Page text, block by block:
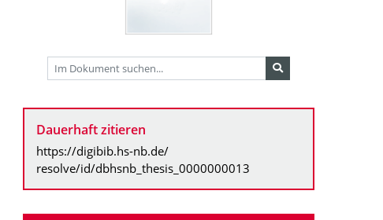
Dauerhaft zitieren
https://digibib.hs-nb.de/
resolve/id/dbhsnb_thesis_0000000013